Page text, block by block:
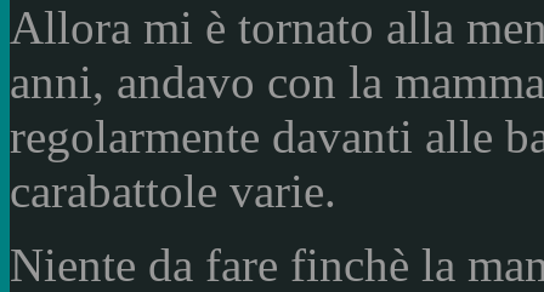
Allora mi è tornato alla
anni, andavo con la
regolarmente davanti alle
carabattole varie.
Niente da fare finchè la